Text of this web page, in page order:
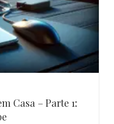
Casa – Parte 1: